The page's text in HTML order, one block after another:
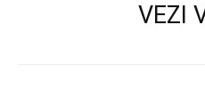
VEZI